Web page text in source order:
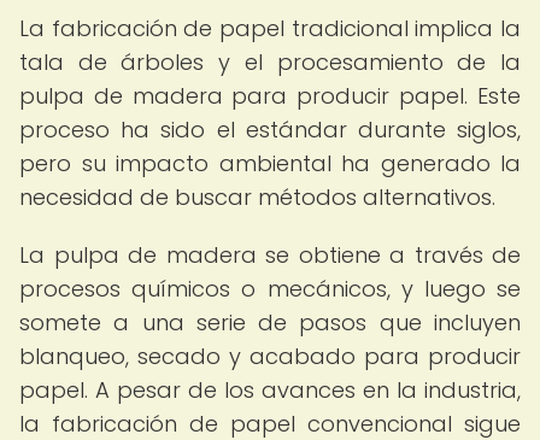
La fabricación de papel tradicional implica la
tala de árboles y el procesamiento de la
pulpa de madera para producir papel. Este
proceso ha sido el estándar durante siglos,
pero su impacto ambiental ha generado la
necesidad de buscar métodos alternativos.
La pulpa de madera se obtiene a través de
procesos químicos o mecánicos, y luego se
somete a una serie de pasos que incluyen
blanqueo, secado y acabado para producir
papel. A pesar de los avances en la industria,
la fabricación de papel convencional sigue